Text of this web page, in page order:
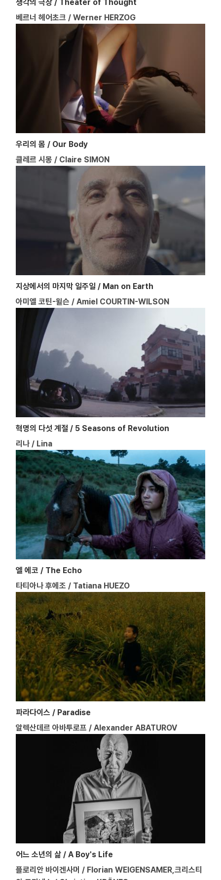
생각의 극장 / Theater of Thought
베르너 헤어초크 / Werner HERZOG
우리의 몸 / Our Body
클레르 시몽 / Claire SIMON
지상에서의 마지막 일주일 / Man on Earth
아미엘 코틴-윌슨 / Amiel COURTIN-WILSON
혁명의 다섯 계절 / 5 Seasons of Revolution
리나 / Lina
엘 에코 / The Echo
타티아나 후에조 / Tatiana HUEZO
파라다이스 / Paradise
알렉산데르 아바투로프 / Alexander ABATUROV
어느 소년의 삶 / A Boy's Life
플로리안 바이겐사머 / Florian WEIGENSAMER,크리스티